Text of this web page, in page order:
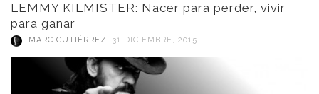
LEMMY KILMISTER: Nacer para perder, vivir
para ganar
MARC GUTIÉRREZ , 31 DICIEMBRE, 2015